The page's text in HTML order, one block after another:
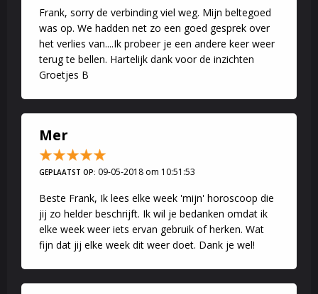
Frank, sorry de verbinding viel weg. Mijn beltegoed
was op. We hadden net zo een goed gesprek over
het verlies van....Ik probeer je een andere keer weer
terug te bellen. Hartelijk dank voor de inzichten
Groetjes B
Mer
GEPLAATST OP: 09-05-2018 om 10:51:53
Beste Frank, Ik lees elke week 'mijn' horoscoop die
jij zo helder beschrijft. Ik wil je bedanken omdat ik
elke week weer iets ervan gebruik of herken. Wat
fijn dat jij elke week dit weer doet. Dank je wel!